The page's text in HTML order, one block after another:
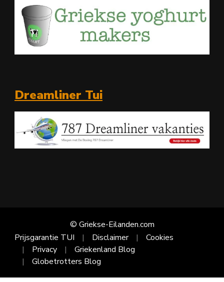
Dreamliner Tui
© Griekse-Eilanden.com
Prijsgarantie TUI
Disclaimer
Cookies
Privacy
Griekenland Blog
Globetrotters Blog